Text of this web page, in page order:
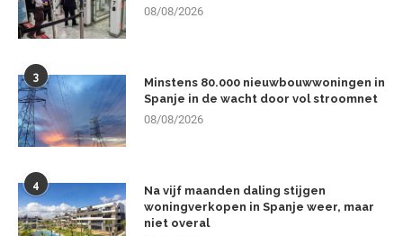
08/08/2026
3
Minstens 80.000 nieuwbouwwoningen in
Spanje in de wacht door vol stroomnet
08/08/2026
4
Na vijf maanden daling stijgen
woningverkopen in Spanje weer, maar
niet overal